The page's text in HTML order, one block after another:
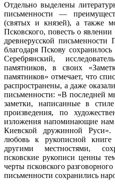
Отдельно выделены
письменности —
(святых и князей), а также
Псковского, повесть о
древнерусской письменности
благодаря Пскову
Серебрянский,
памятников, в своих
памятников» отмечает, что
распространены, а даже
письменности: «В последней
заметки, написанные в
произведения, по
изложения напоминающие нам
Киевской дружинной
любовь к рукописной
другими местностями,
псковские рукописи ценны
черты псковского
письменности сохранились